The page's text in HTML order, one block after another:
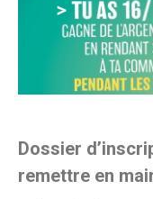
Dossier
remettre en